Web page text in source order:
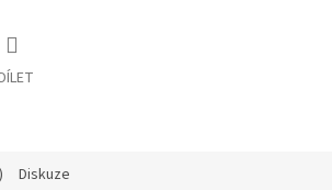
Diskuze